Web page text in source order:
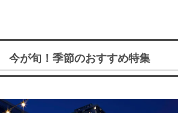
今が旬！季節のおすすめ特集